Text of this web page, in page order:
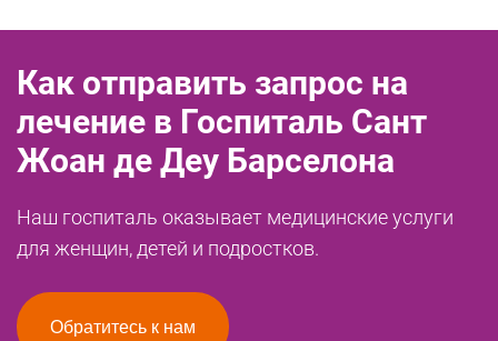
Как отправить запрос на
лечение в Госпиталь Сант
Жоан де Деу Барселона
Наш госпиталь оказывает медицинские услуги
для женщин, детей и подростков.
Обратитесь к нам